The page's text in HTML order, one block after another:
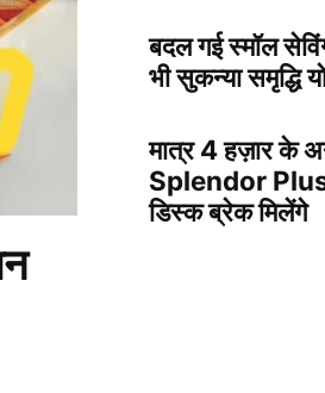
बदल गई स्मॉल
भी सुकन्या समृद्धि
मात्र 4 हज़ार के
Splendor
डिस्क ब्रेक मिलेंगे